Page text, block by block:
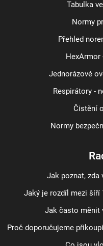
Tabulka
Normy
Přehled
Jednorázové
Respirátory -
Čistění
Normy
Jak poznat, zda
Jaký je rozdíl mezi šíří
Jak často měnit
Proč doporučujeme